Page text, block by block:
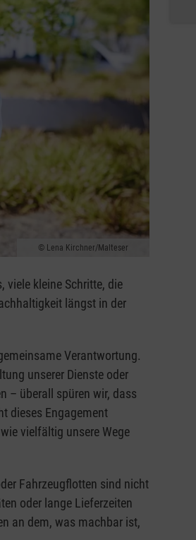
Lena Kirchner/Malteser
viele kleine Schritte, die
längst in der
Verantwortung.
unserer Dienste oder
– überall spüren wir, dass
dieses Engagement
vielfältig unsere Wege
Fahrzeugflotten sind nicht
oder lange Lieferzeiten
an dem, was machbar ist,